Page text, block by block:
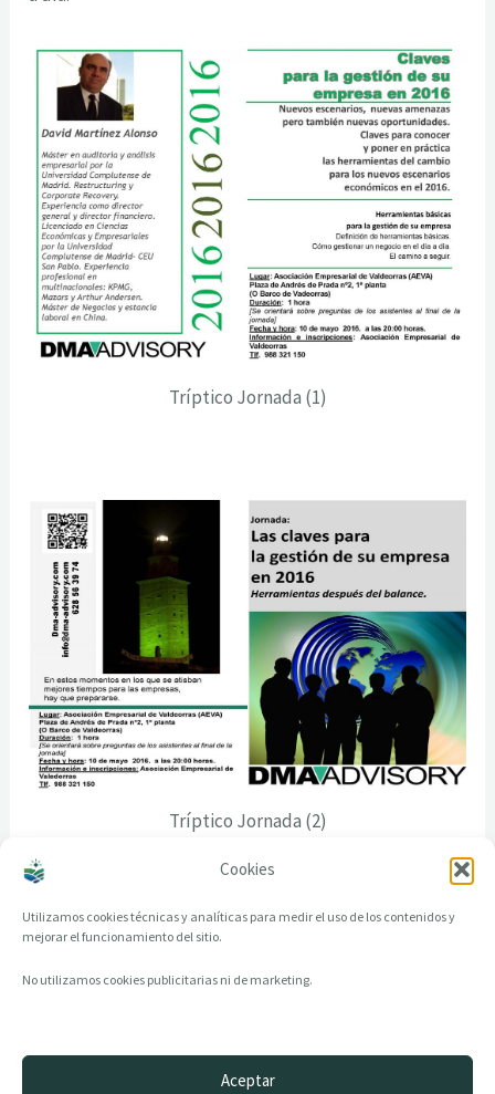
Cookies
Utilizamos cookies técnicas y analíticas para medir el uso de los contenidos y
mejorar el funcionamiento del sitio.
No utilizamos cookies publicitarias ni de marketing.
Aceptar
Tríptico Jornada (1)
Tríptico Jornada (2)